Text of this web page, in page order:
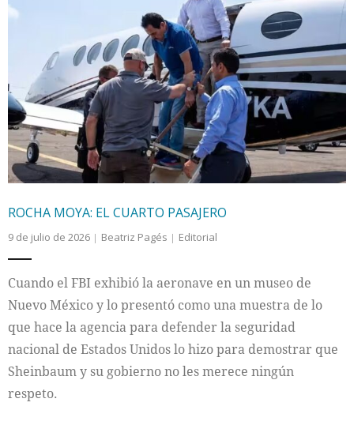
ROCHA MOYA: EL CUARTO PASAJERO
9 de julio de 2026 Beatriz Pagés Editorial
Cuando el FBI exhibió la aeronave en un museo de
Nuevo México y lo presentó como una muestra de lo
que hace la agencia para defender la seguridad
nacional de Estados Unidos lo hizo para demostrar que
Sheinbaum y su gobierno no les merece ningún
respeto.